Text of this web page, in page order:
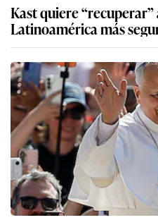
Kast quiere “recuperar”
Latinoamérica más